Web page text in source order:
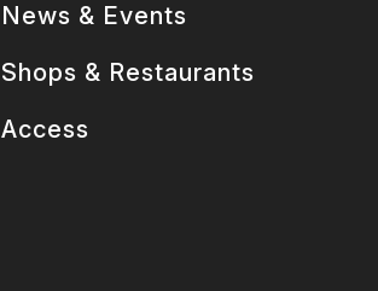
News & Events
Shops & Restaurants
Access